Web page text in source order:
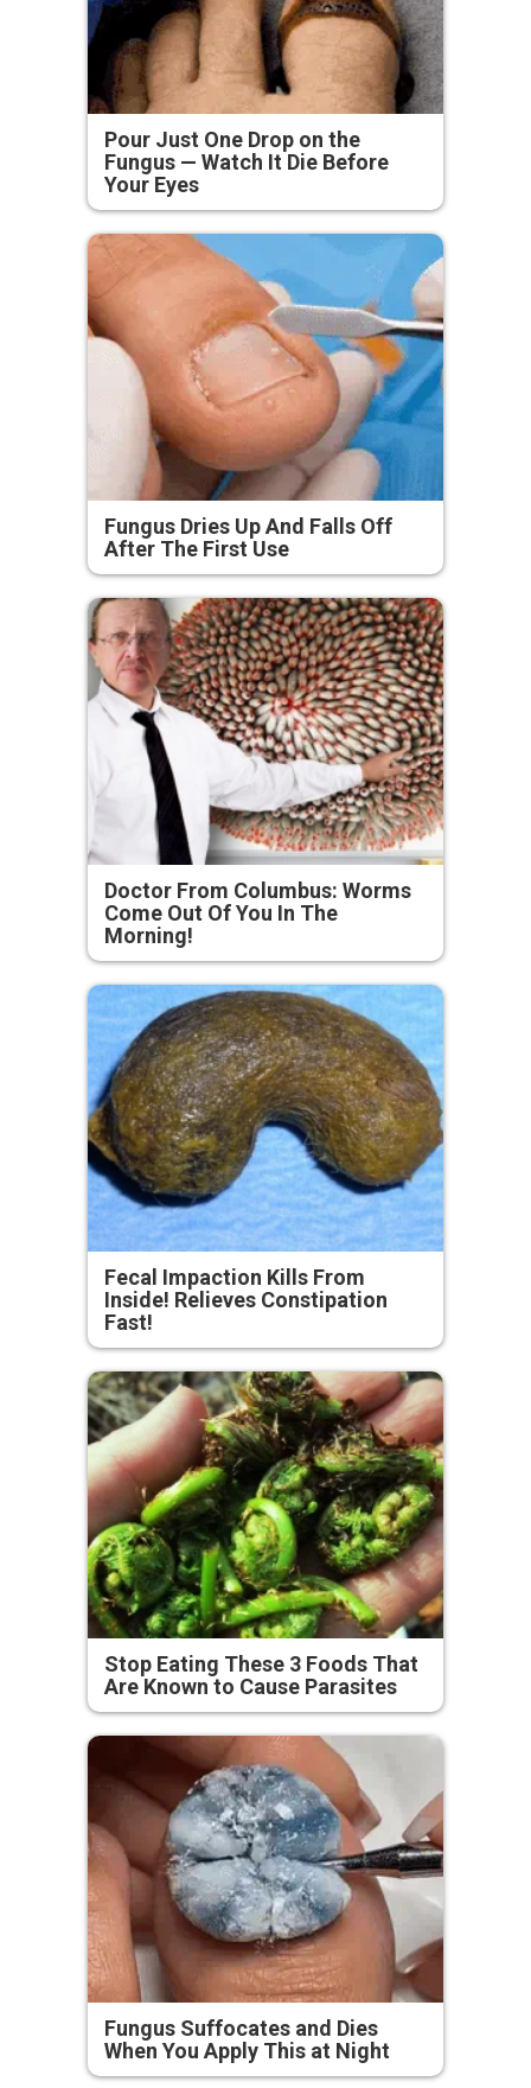
Pour Just One Drop on the
Fungus — Watch It Die Before
Your Eyes
Fungus Dries Up And Falls Off
After The First Use
Doctor From Columbus: Worms
Come Out Of You In The
Morning!
Fecal Impaction Kills From
Inside! Relieves Constipation
Fast!
Stop Eating These 3 Foods That
Are Known to Cause Parasites
Fungus Suffocates and Dies
When You Apply This at Night